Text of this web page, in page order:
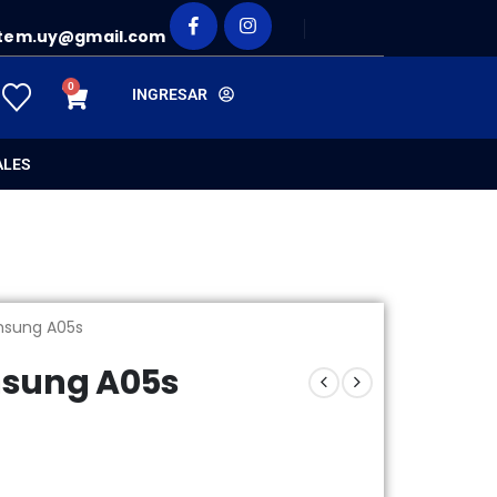
0 INGRESAR
A05s
A05s